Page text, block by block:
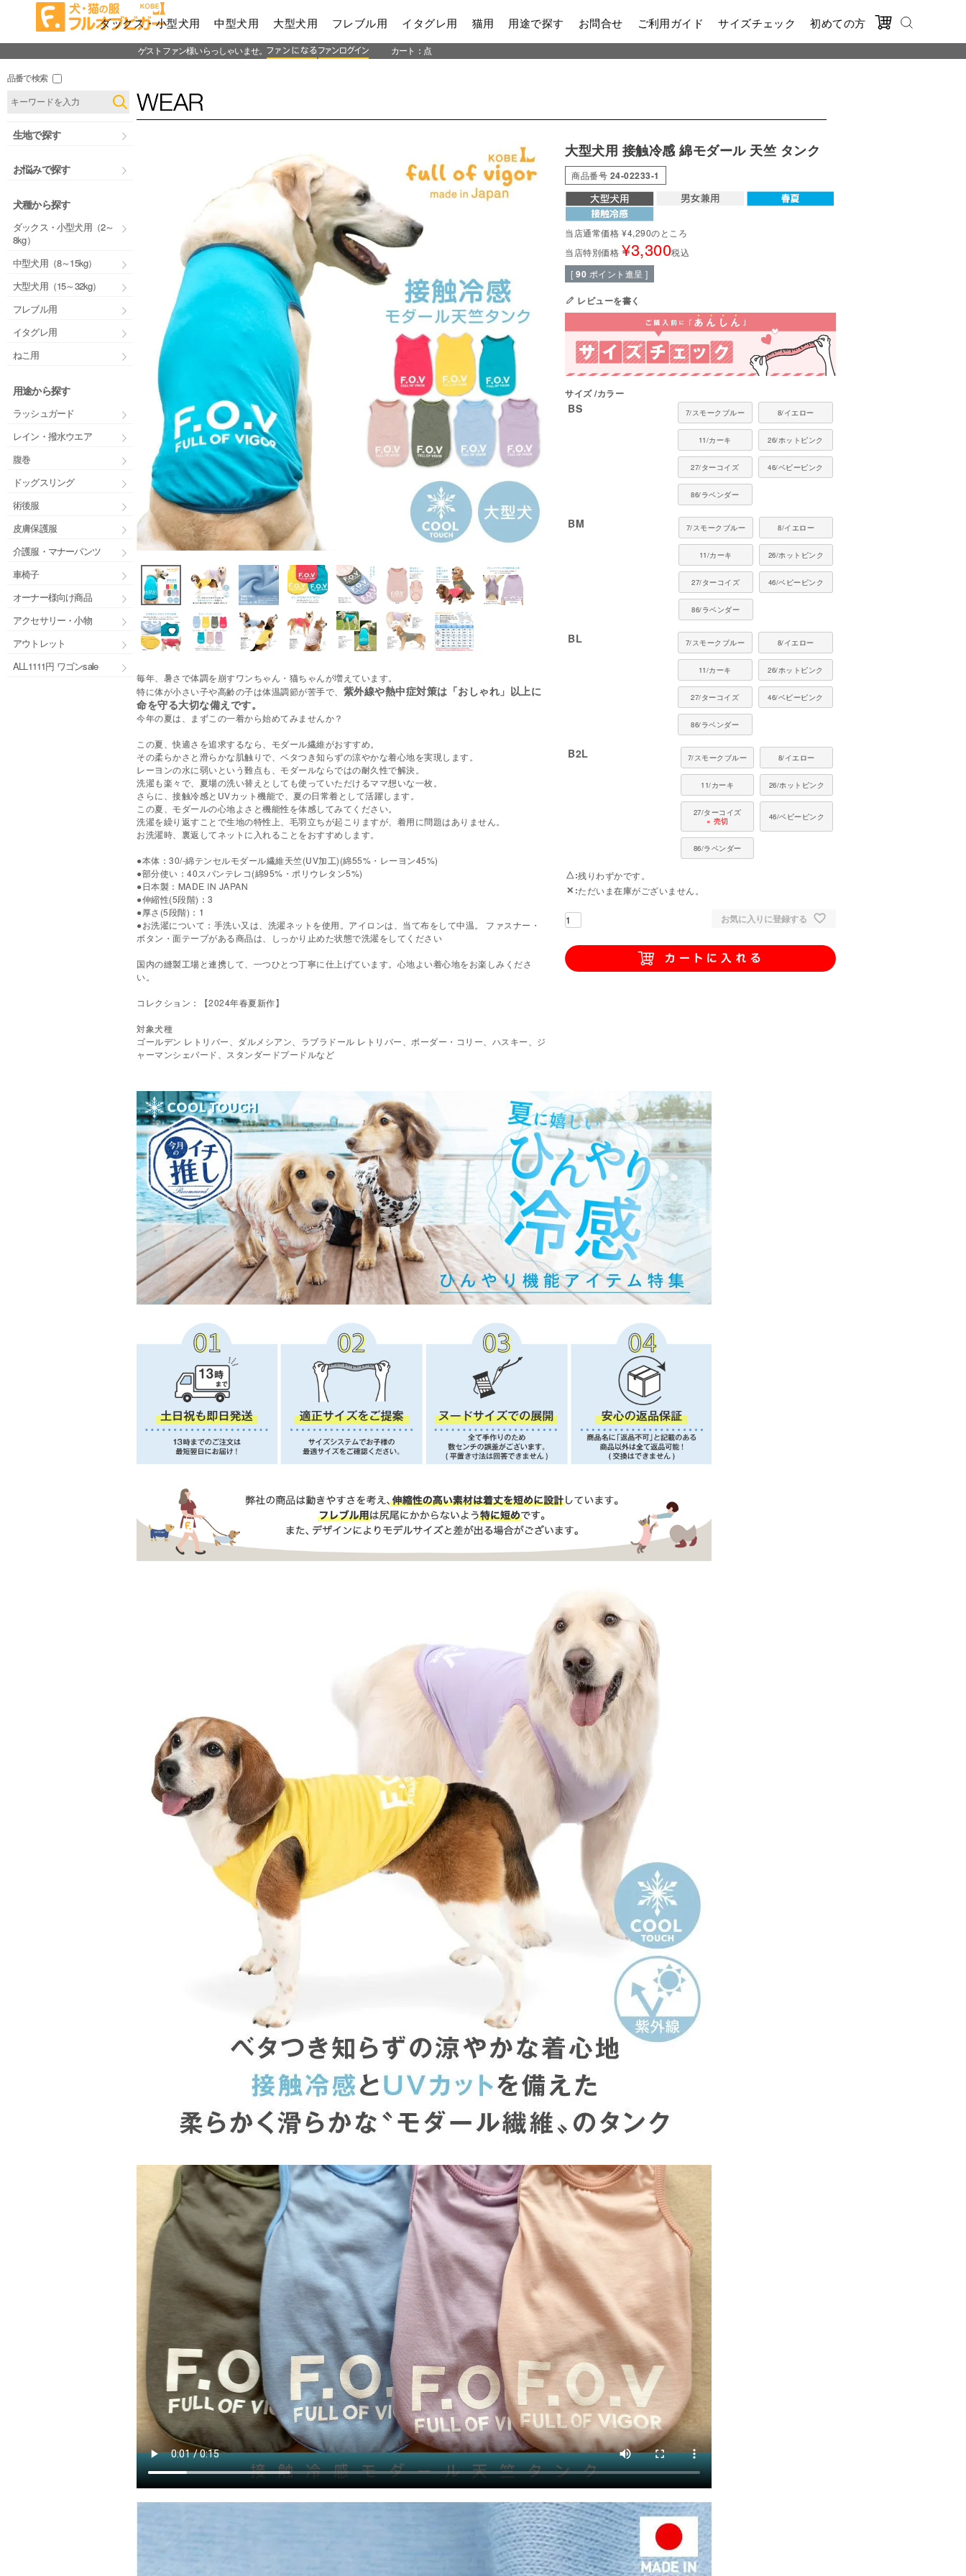
ダックス・小型犬用 中型犬用 大型犬用 フレブル用 イタグレ用 猫用 用途で探す お問合せ ご利用ガイド サイズチェック 初めての方
ゲストファン様いらっしゃいませ。 カート： 点
品番で検索
生地で探す
お悩みで探す
犬種から探す
ダックス・小型犬用（2～
8kg）
中型犬用（8～15kg）
大型犬用（15～32kg）
フレブル用
イタグレ用
ねこ用
用途から探す
ラッシュガード
レイン・撥水ウエア
腹巻
ドッグスリング
術後服
皮膚保護服
介護服・マナーパンツ
車椅子
オーナー様向け商品
アクセサリー・小物
アウトレット
ALL1111円 ワゴンsale
毎年、暑さで体調を崩すワンちゃん・猫ちゃんが増えています。
特に体が小さい子や高齢の子は体温調節が苦手で、 紫外線や熱中症対策は「おしゃれ」以上に
命を守る大切な備えです。
今年の夏は、まずこの一着から始めてみませんか？
この夏、快適さを追求するなら、モダール繊維がおすすめ。
その柔らかさと滑らかな肌触りで、ベタつき知らずの涼やかな着心地を実現します。
レーヨンの水に弱いという難点も、モダールならではの耐久性で解決。
洗濯も楽々で、夏場の洗い替えとしても使っていただけるママ想いな一枚。
さらに、接触冷感とUVカット機能で、夏の日常着として活躍します。
この夏、モダールの心地よさと機能性を体感してみてください。
洗濯を繰り返すことで生地の特性上、毛羽立ちが起こりますが、着用に問題はありません。
お洗濯時、裏返してネットに入れることをおすすめします。
●本体：30/-綿テンセルモダール繊維天竺(UV加工)(綿55%・レーヨン45%)
●部分使い：40スパンテレコ(綿95%・ポリウレタン5%)
●日本製：MADE IN JAPAN
●伸縮性(5段階)：3
●厚さ(5段階)：1
●お洗濯について：手洗い又は、洗濯ネットを使用。アイロンは、当て布をして中温。 ファスナー・
ボタン・面テープがある商品は、しっかり止めた状態で洗濯をしてください
国内の縫製工場と連携して、一つひとつ丁寧に仕上げています。心地よい着心地をお楽しみくださ
い。
コレクション：【2024年春夏新作】
対象犬種
ゴールデン レトリバー、ダルメシアン、ラブラドール レトリバー、ボーダー・コリー、ハスキー、ジ
ャーマンシェパード、スタンダードプードルなど
大型犬用 接触冷感 綿モダール 天竺 タンク
商品番号 24-02233-1
当店通常価格 ¥4,290のところ
当店特別価格 ¥3,300税込
[ 90 ポイント進呈 ]
レビューを書く
サイズ カラー
BS 7/スモークブルー 8/イエロー
11/カーキ 26/ホットピンク
27/ターコイズ 46/ベビーピンク
86/ラベンダー
BM 7/スモークブルー 8/イエロー
11/カーキ 26/ホットピンク
27/ターコイズ 46/ベビーピンク
86/ラベンダー
BL 7/スモークブルー 8/イエロー
11/カーキ 26/ホットピンク
27/ターコイズ 46/ベビーピンク
86/ラベンダー
B2L 7/スモークブルー 8/イエロー
11/カーキ 26/ホットピンク
27/ターコイズ
× 売切
46/ベビーピンク
86/ラベンダー
△ 残りわずかです。
✕ ただいま在庫がございません。
お気に入りに登録する